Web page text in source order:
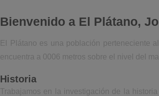
Bienvenido a El Plátano,
El Plátano es una población perteneciente
encuentra a 0006 metros sobre el nivel del
Historia
Trabajamos en la investigación de la